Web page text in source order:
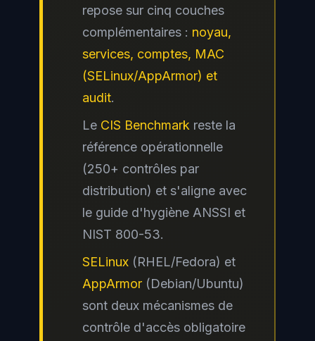
repose sur cinq couches
complémentaires : noyau,
services, comptes, MAC
(SELinux/AppArmor) et
audit.
Le CIS Benchmark reste la
référence opérationnelle
(250+ contrôles par
distribution) et s'aligne avec
le guide d'hygiène ANSSI et
NIST 800-53.
SELinux (RHEL/Fedora) et
AppArmor (Debian/Ubuntu)
sont deux mécanismes de
contrôle d'accès obligatoire